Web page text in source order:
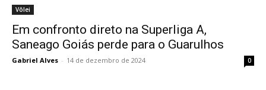
Vôlei
Em confronto direto na Superliga A,
Saneago Goiás perde para o Guarulhos
Gabriel Alves - 14 de dezembro de 2024 0